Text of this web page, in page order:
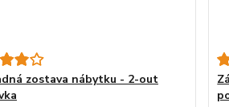
zostava nábytku - 2-out